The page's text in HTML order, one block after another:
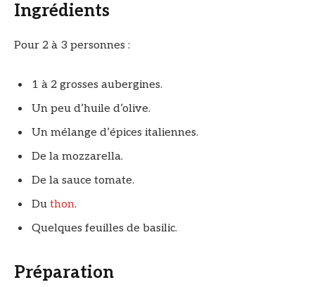
Ingrédients
Pour 2 à 3 personnes :
1 à 2 grosses aubergines.
Un peu d’huile d’olive.
Un mélange d’épices italiennes.
De la mozzarella.
De la sauce tomate.
Du thon.
Quelques feuilles de basilic.
Préparation